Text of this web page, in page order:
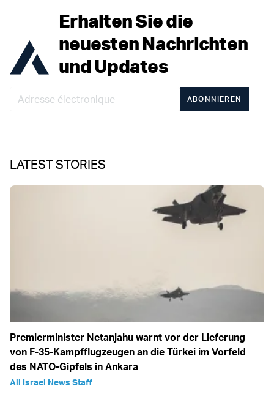
Erhalten Sie die
neuesten Nachrichten
und Updates
ABONNIEREN
LATEST STORIES
Premierminister Netanjahu warnt vor der Lieferung
von F-35-Kampfflugzeugen an die Türkei im Vorfeld
des NATO-Gipfels in Ankara
All Israel News Staff